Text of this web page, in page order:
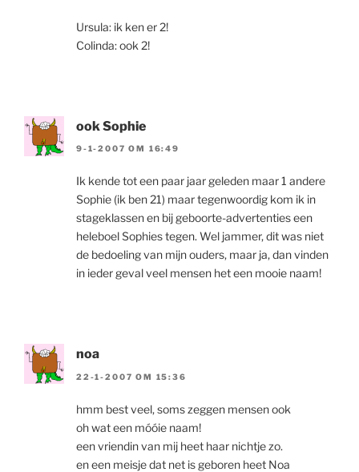
Ursula: ik ken er 2!
Colinda: ook 2!
ook Sophie
9-1-2007 OM 16:49
Ik kende tot een paar jaar geleden maar 1 andere
Sophie (ik ben 21) maar tegenwoordig kom ik in
stageklassen en bij geboorte-advertenties een
heleboel Sophies tegen. Wel jammer, dit was niet
de bedoeling van mijn ouders, maar ja, dan vinden
in ieder geval veel mensen het een mooie naam!
noa
22-1-2007 OM 15:36
hmm best veel, soms zeggen mensen ook
oh wat een móóie naam!
een vriendin van mij heet haar nichtje zo.
en een meisje dat net is geboren heet Noa